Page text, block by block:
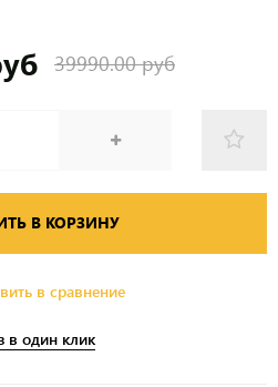
39990.00 руб
В КОРЗИНУ
в сравнение
в один клик